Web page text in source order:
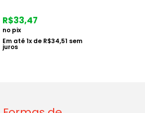
R$96,90
no pix
Em até1x de R$99,90 sem
juros